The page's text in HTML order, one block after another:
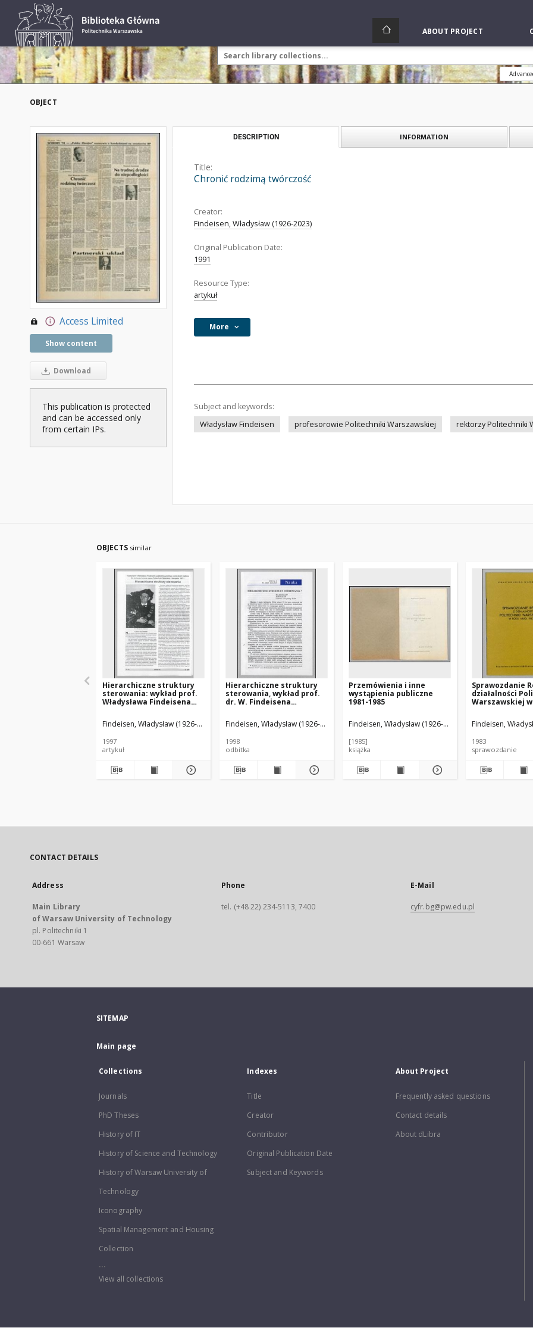
ABOUT PROJECT
OBJECT
Access Limited
Show content
Download
This publication is protected
and can be accessed only
from certain IPs.
DESCRIPTION INFORMATION
Title:
Chronić rodzimą twórczość
Creator:
Findeisen, Władysław (1926-2023)
Original Publication Date:
1991
Resource Type:
artykuł
More
Subject and keywords:
Władysław Findeisen
profesorowie Politechniki Warszawskiej rektorzy Politechniki
OBJECTS similar
Hierarchiczne struktury
sterowania: wykład prof.
Władysława Findeisena
uroczystości nadania Mu
doktoratu honoris causa
listopada 1997 r.
Findeisen, Władysław (1926-2023)
1997
artykuł
Hierarchiczne struktury
sterowania, wykład prof.
dr. W. Findeisena
uroczystości nadania
doktoratu honoris causa
listopada 1997 r.
Findeisen, Władysław (1926-2023)
1998
odbitka
Przemówienia i inne
wystąpienia publiczne
1981-1985
Findeisen, Władysław (1926-2023)
[1985]
książka
Sprawozdanie
działalności
Warszawskiej
przedstawione
posiedzeniu
Findeisen,
1983
sprawozdanie
CONTACT DETAILS
Address
Main Library
of Warsaw University of Technology
pl. Politechniki 1
00-661 Warsaw
Phone
tel. (+48 22) 234-5113, 7400
E-Mail
cyfr.bg@pw.edu.pl
SITEMAP
Main page
Collections
Journals
PhD Theses
History of IT
History of Science and Technology
History of Warsaw University of
Technology
Iconography
Spatial Management and Housing
Collection
...
View all collections
Indexes
Title
Creator
Contributor
Original Publication Date
Subject and Keywords
About Project
Frequently asked questions
Contact details
About dLibra